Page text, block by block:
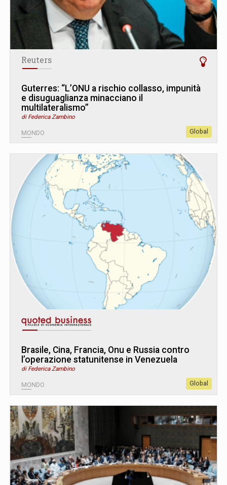
Reuters
Guterres: “L’ONU a rischio collasso, impunità
e disuguaglianza minacciano il
multilateralismo”
di Federica Zambino
MONDO Global
Brasile, Cina, Francia, Onu e Russia contro
l’operazione statunitense in Venezuela
di Federica Zambino
MONDO Global